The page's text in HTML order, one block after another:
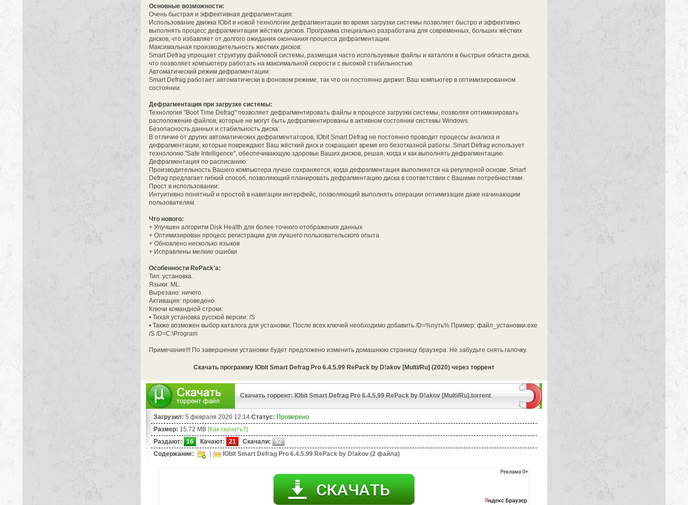
Основные возможности:
Очень быстрая и эффективная дефрагментация:
Использование движка IObit и новой технологии дефрагментации во время загрузки системы позволяет быстро и эффективно
выполнять процесс дефрагментации жёстких дисков. Программа специально разработана для современных, больших жёстких
дисков, что избавляет от долгого ожидания окончания процесса дефрагментации.
Максимальная производительность жестких дисков:
Smart Defrag упрощает структуру файловой системы, размещая часто используемые файлы и каталоги в быстрые области диска,
что позволяет компьютеру работать на максимальной скорости с высокой стабильностью.
Автоматический режим дефрагментации:
Smart Defrag работает автоматически в фоновом режиме, так что он постоянно держит Ваш компьютер в оптимизированном
состоянии.
Дефрагментация при загрузке системы:
Технология "Boot Time Defrag" позволяет дефрагментировать файлы в процессе загрузки системы, позволяя оптимизировать
расположение файлов, которые не могут быть дефрагментированы в активном состоянии системы Windows.
Безопасность данных и стабильность диска:
В отличие от других автоматических дефрагментаторов, IObit Smart Defrag не постоянно проводит процессы анализа и
дефрагментации, которые повреждают Ваш жёсткий диск и сокращают время его безотказной работы. Smart Defrag использует
технологию "Safe Intelligence", обеспечивающую здоровье Ваших дисков, решая, когда и как выполнять дефрагментацию.
Дефрагментация по расписанию:
Производительность Вашего компьютера лучше сохраняется, когда дефрагментация выполняется на регулярной основе. Smart
Defrag предлагает гибкий способ, позволяющий планировать дефрагментацию диска в соответствии с Вашими потребностями.
Прост в использовании:
Интуитивно понятный и простой в навигации интерфейс, позволяющий выполнять операции оптимизации даже начинающим
пользователям.
Что нового:
+ Улучшен алгоритм Disk Health для более точного отображения данных
+ Оптимизирован процесс регистрации для лучшего пользовательского опыта
+ Обновлено несколько языков
+ Исправлены мелкие ошибки
Особенности RePack'a:
Тип: установка.
Языки: ML.
Вырезано: ничего.
Активация: проведено.
Ключи командной строки:
• Тихая установка русской версии: /S
• Также возможен выбор каталога для установки: После всех ключей необходимо добавить /D=%путь% Пример: файл_установки.exe
/S /D=C:\Program
Примечание!!! По завершении установки будет предложено изменить домашнюю страницу браузера. Не забудьте снять галочку.
Скачать программу IObit Smart Defrag Pro 6.4.5.99 RePack by D!akov [Multi/Ru] (2020) через торрент
Скачать торрент: IObit Smart Defrag Pro 6.4.5.99 RePack by D!akov [Multi/Ru].torrent
Загрузил: 5 февраля 2020 12:14 Статус: Проверено
Размер: 15.72 MB [Как скачать?]
Раздают:
16 Качают: 21 Скачали:
52
Содержание:
IObit Smart Defrag Pro 6.4.5.99 RePack by D!akov (2 файла)